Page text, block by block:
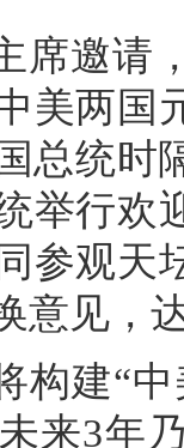
席邀请
美两国
总统时
举行欢
参观天
意见，
构建“
来3年